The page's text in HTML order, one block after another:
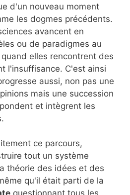
d'un nouveau moment
les dogmes précédents.
avancent en
ou de paradigmes au
elles rencontrent des
l'insuffisance. C'est ainsi
aussi, non pas une
mais une succession
et intègrent les
ce parcours,
tout un système
théorie des idées et des
qu'il était parti de la